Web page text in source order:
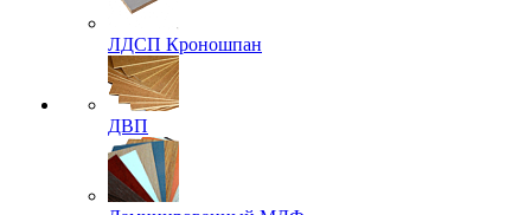
ЛДСП Кроношпан
ДВП